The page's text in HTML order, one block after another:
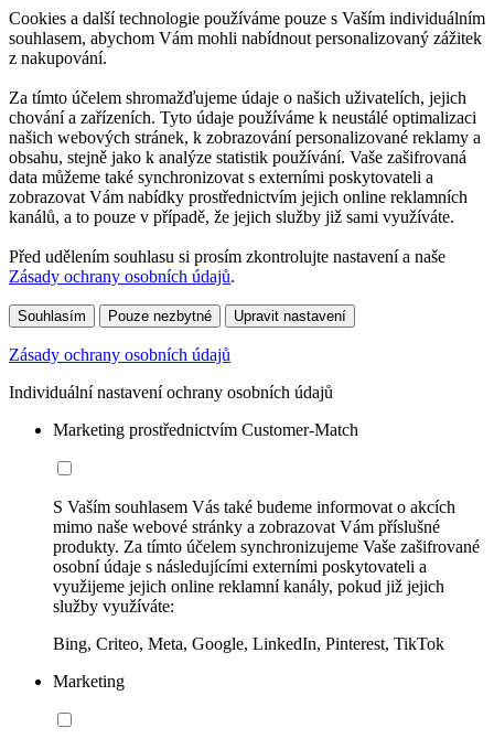
Cookies a další technologie používáme pouze s Vaším individuálním
souhlasem, abychom Vám mohli nabídnout personalizovaný zážitek
z nakupování.
Za tímto účelem shromažďujeme údaje o našich uživatelích, jejich
chování a zařízeních. Tyto údaje používáme k neustálé optimalizaci
našich webových stránek, k zobrazování personalizované reklamy a
obsahu, stejně jako k analýze statistik používání. Vaše zašifrovaná
data můžeme také synchronizovat s externími poskytovateli a
zobrazovat Vám nabídky prostřednictvím jejich online reklamních
kanálů, a to pouze v případě, že jejich služby již sami využíváte.
Před udělením souhlasu si prosím zkontrolujte nastavení a naše
Zásady ochrany osobních údajů.
Souhlasím Pouze nezbytné Upravit nastavení
Zásady ochrany osobních údajů
Individuální nastavení ochrany osobních údajů
Marketing prostřednictvím Customer-Match
S Vaším souhlasem Vás také budeme informovat o akcích
mimo naše webové stránky a zobrazovat Vám příslušné
produkty. Za tímto účelem synchronizujeme Vaše zašifrované
osobní údaje s následujícími externími poskytovateli a
využijeme jejich online reklamní kanály, pokud již jejich
služby využíváte:
Bing, Criteo, Meta, Google, LinkedIn, Pinterest, TikTok
Marketing